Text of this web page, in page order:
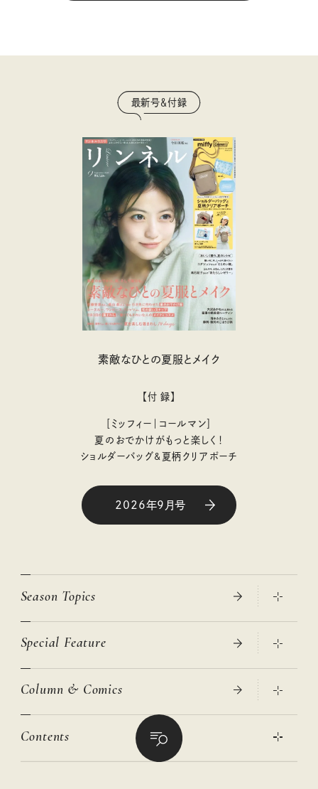
最新号＆付録
素敵なひとの夏服とメイク
【付 録】
［ミッフィー｜コールマン］
夏のおでかけがもっと楽しく！
ショルダーバッグ&夏柄クリアポーチ
2026年9月号
Season Topics
真夏のひんやりグッズ 2026
ニトリ・イケア・無印良品で賢くおしゃれなインテリア
絶品、お餅レシピ大集合！
Special Feature
2026年春夏 トレンドファッションニュース
女子旅おすすめスポット 暮らすように心地いいリンネル旅ガイ
Column & Comics
ぐれいさん
Contents